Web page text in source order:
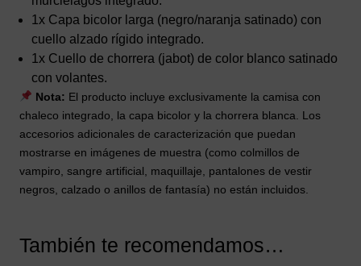
1x Capa bicolor larga (negro/naranja satinado) con
cuello alzado rígido integrado.
1x Cuello de chorrera (jabot) de color blanco satinado
con volantes.
Nota: El producto incluye exclusivamente la camisa con
chaleco integrado, la capa bicolor y la chorrera blanca. Los
accesorios adicionales de caracterización que puedan
mostrarse en imágenes de muestra (como colmillos de
vampiro, sangre artificial, maquillaje, pantalones de vestir
negros, calzado o anillos de fantasía) no están incluidos.
También te recomendamos…